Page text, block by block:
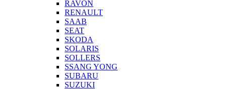
RAVON
RENAULT
SAAB
SEAT
SKODA
SOLARIS
SOLLERS
SSANG YONG
SUBARU
SUZUKI